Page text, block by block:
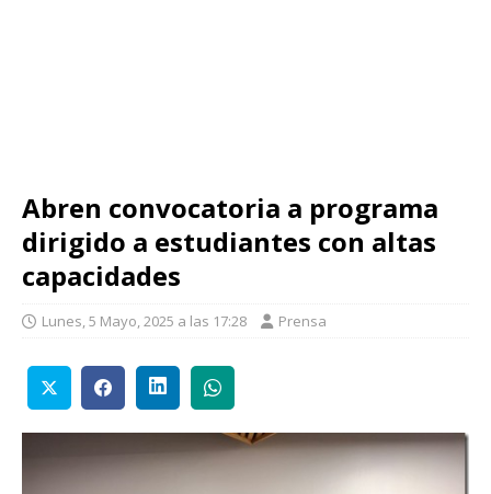
Abren convocatoria a programa
dirigido a estudiantes con altas
capacidades
Lunes, 5 Mayo, 2025 a las 17:28 Prensa